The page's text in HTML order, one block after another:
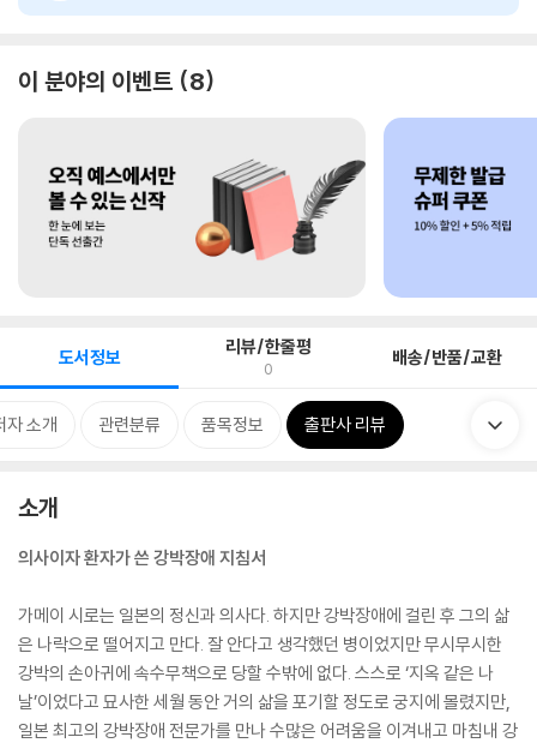
이 분야의 이벤트 8
도서정보 리뷰/한줄평
0 배송/반품/교환
자 소개 관련분류 품목정보 출판사 리뷰
소개
의사이자 환자가 쓴 강박장애 지침서
가메이 시로는 일본의 정신과 의사다. 하지만 강박장애에 걸린 후 그의 삶
은 나락으로 떨어지고 만다. 잘 안다고 생각했던 병이었지만 무시무시한
강박의 손아귀에 속수무책으로 당할 수밖에 없다. 스스로 ‘지옥 같은 나
날’이었다고 묘사한 세월 동안 거의 삶을 포기할 정도로 궁지에 몰렸지만,
일본 최고의 강박장애 전문가를 만나 수많은 어려움을 이겨내고 마침내 강